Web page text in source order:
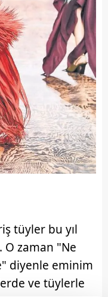
tüyler bu yıl
zaman "Ne
diyenle eminim
ve tüylerle